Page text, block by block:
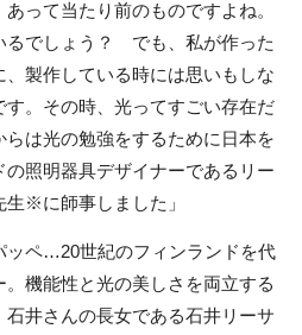
って当たり前のものですよね。
るでしょう？ でも、私が作った
製作している時には思いもしな
。その時、光ってすごい存在だ
は光の勉強をするために日本を
照明器具デザイナーであるリー
※に師事しました」
ペ…20世紀のフィンランドを代
機能性と光の美しさを両立する
井さんの長女である石井リーサ